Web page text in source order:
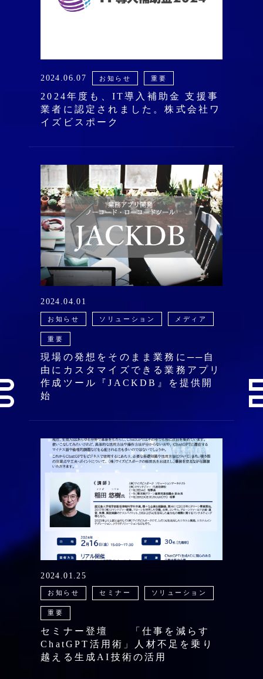
2024.06.07 お知らせ 重要
2024年度も、IT導入補助金 支援事
業者に認定されました。株式会社ワ
イズビスポーク
2024.04.01
お知らせ ソリューション メディア
重要
現場の発想をそのまま業務に──自
由にカスタマイズできる業務アプリ
作成ツール『JACKDB』を提供開
始
2024.01.25
お知らせ セミナー ソリューション
重要
セミナー登壇 「仕事を減らす
ChatGPT活用術」人材不足を乗り
越える生成AI技術の活用